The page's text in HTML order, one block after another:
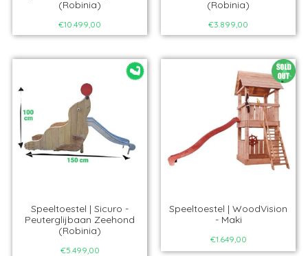
(Robinia)
€10.499,00
(Robinia)
€3.899,00
Speeltoestel | Sicuro -
Peuterglijbaan Zeehond
(Robinia)
€5.499,00
Speeltoestel | WoodVision
- Maki
€1.649,00